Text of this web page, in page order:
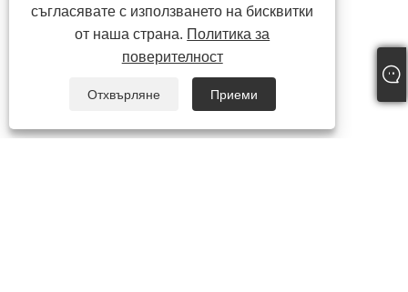
съгласявате с използването на бисквитки
от наша страна. Политика за
поверителност
Отхвърляне Приеми